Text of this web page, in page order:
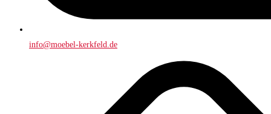
info@moebel-kerkfeld.de